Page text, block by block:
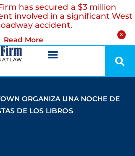
X
has secured a $3 million
involved in a significant West
accident.
Read More
ORGANIZA UNA NOCHE DE
DE LOS LIBROS